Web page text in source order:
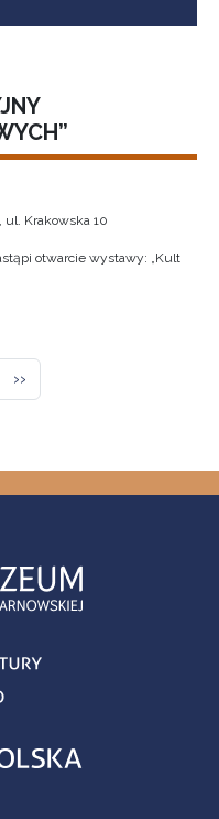
ul. Krakowska 10
otwarcie wystawy: „Kult
Następna strona
››